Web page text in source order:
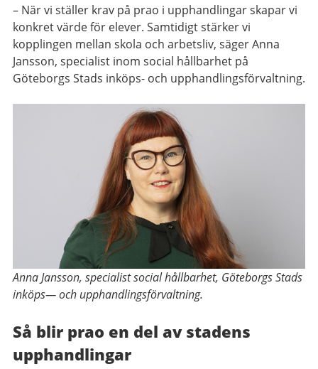
– När vi ställer krav på prao i upphandlingar skapar vi
konkret värde för elever. Samtidigt stärker vi
kopplingen mellan skola och arbetsliv, säger Anna
Jansson, specialist inom social hållbarhet på
Göteborgs Stads inköps- och upphandlingsförvaltning.
Anna Jansson, specialist social hållbarhet, Göteborgs Stads
inköps— och upphandlingsförvaltning.
Så blir prao en del av stadens
upphandlingar